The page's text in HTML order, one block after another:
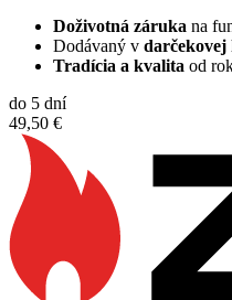
Doživotná záruka na
Dodávaný v
Tradícia a kvalita od
do 5 dní
49,50 €